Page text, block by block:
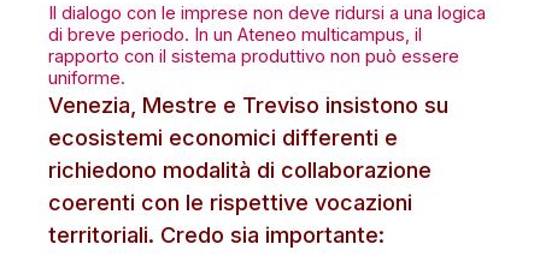
Il dialogo con le imprese non deve ridursi a una logica
di breve periodo. In un Ateneo multicampus, il
rapporto con il sistema produttivo non può essere
uniforme.
Venezia, Mestre e Treviso insistono su
ecosistemi economici differenti e
richiedono modalità di collaborazione
coerenti con le rispettive vocazioni
territoriali. Credo sia importante: